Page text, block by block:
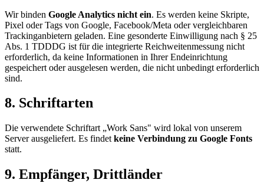
Wir binden Google Analytics nicht ein. Es werden keine Skripte,
Pixel oder Tags von Google, Facebook/Meta oder vergleichbaren
Trackinganbietern geladen. Eine gesonderte Einwilligung nach § 25
Abs. 1 TDDDG ist für die integrierte Reichweitenmessung nicht
erforderlich, da keine Informationen in Ihrer Endeinrichtung
gespeichert oder ausgelesen werden, die nicht unbedingt erforderlich
sind.
8. Schriftarten
Die verwendete Schriftart „Work Sans" wird lokal von unserem
Server ausgeliefert. Es findet keine Verbindung zu Google Fonts
statt.
9. Empfänger, Drittländer